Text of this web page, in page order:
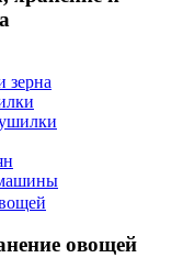
зерна
овощей